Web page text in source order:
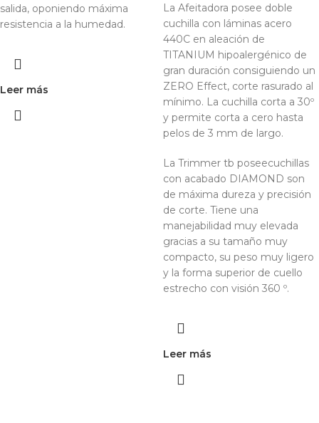
salida, oponiendo máxima
resistencia a la humedad.
Leer más
La Afeitadora posee doble
cuchilla con láminas acero
440C en aleación de
TITANIUM hipoalergénico de
gran duración consiguiendo un
ZERO Effect, corte rasurado al
mínimo. La cuchilla corta a 30º
y permite corta a cero hasta
pelos de 3 mm de largo.
La Trimmer tb poseecuchillas
con acabado DIAMOND son
de máxima dureza y precisión
de corte. Tiene una
manejabilidad muy elevada
gracias a su tamaño muy
compacto, su peso muy ligero
y la forma superior de cuello
estrecho con visión 360 º.
Leer más